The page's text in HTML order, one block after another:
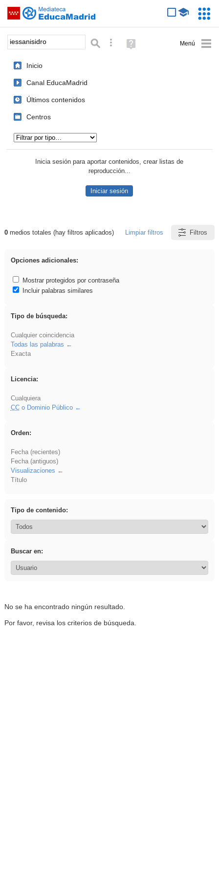
Saltar navegación
Palabra o frase: Búsqueda avanzada
Ayuda
(en
Inicio
Canal EducaMadrid
Últimos contenidos
Centros
Inicia sesión para aportar contenidos, crear listas de
reproducción...
Iniciar sesión
Resultados de: iessanisidro
0medios totales (hay filtros aplicados) Limpiar filtros Filtros
Opciones adicionales:
Mostrar protegidos por contraseña
Incluir palabras similares
Tipo de búsqueda:
Cualquier coincidencia
Todas las palabras
Exacta
Licencia:
Cualquiera
CCo Dominio Público
Orden:
Fecha (recientes)
Fecha (antiguos)
Visualizaciones
Título
Tipo de contenido:
Buscar en:
No se ha encontrado ningún resultado.
Por favor, revisa los criterios de búsqueda.